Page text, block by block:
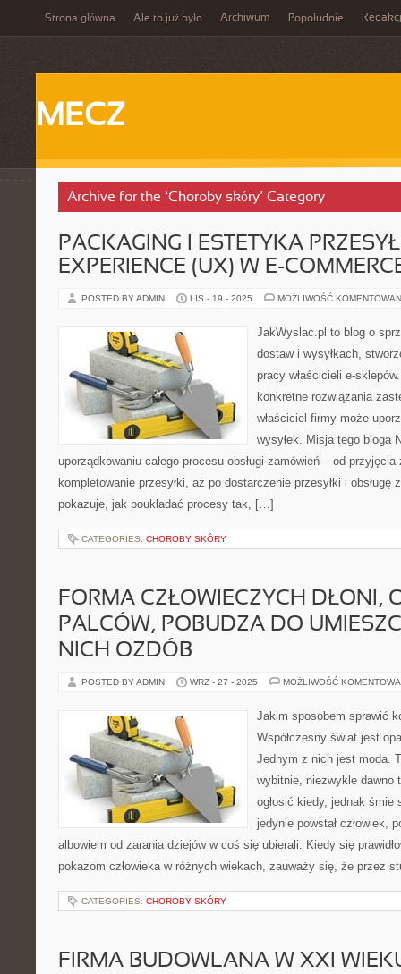
Strona główna Ale to już było Archiwum Popołudnie
MECZ
Archive for the ‘Choroby skóry’ Category
PACKAGING I ESTETYKA
EXPERIENCE (UX) W E-
POSTED BY ADMIN LIS - 19 - 2025 MOŻLIWOŚĆ
JakWyslac.pl to blog o
dostaw i wysyłkach,
pracy właścicieli e-
konkretne rozwiązania
właściciel firmy może
wysyłek. Misja tego bloga
uporządkowaniu całego procesu obsługi zamówień – od
kompletowanie przesyłki, aż po dostarczenie przesyłki i obsługę
pokazuje, jak poukładać procesy tak, […]
CATEGORIES: CHOROBY SKÓRY
FORMA CZŁOWIECZYCH DŁONI,
PALCÓW, POBUDZA DO
NICH OZDÓB
POSTED BY ADMIN WRZ - 27 - 2025 MOŻLIWOŚĆ
Jakim sposobem sprawić
Współczesny świat jest
Jednym z nich jest moda.
wybitnie, niezwykle dawno
ogłosić kiedy, jednak
jedynie powstał człowiek,
albowiem od zarania dziejów w coś się ubierali. Kiedy się
pokazom człowieka w różnych wiekach, zauważy się, że przez
CATEGORIES: CHOROBY SKÓRY
FIRMA BUDOWLANA W XXI